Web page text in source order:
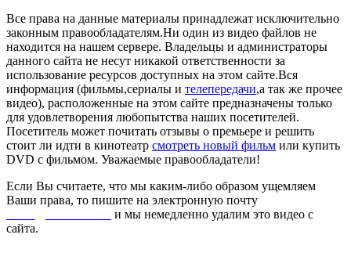
Все права на данные материалы принадлежат исключительно
законным правообладателям.Ни один из видео файлов не
находится на нашем сервере. Владельцы и администраторы
данного сайта не несут никакой ответственности за
использование ресурсов доступных на этом сайте.Вся
информация (фильмы,сериалы и телепередачи,а так же прочее
видео), расположенные на этом сайте предназначены только
для удовлетворения любопытства наших посетителей.
Посетитель может почитать отзывы о премьере и решить
стоит ли идти в кинотеатр смотреть новый фильм или купить
DVD с фильмом. Уважаемые правообладатели!
Если Вы считаете, что мы каким-либо образом ущемляем
Ваши права, то пишите на электронную почту
и мы немедленно удалим это видео с
сайта.